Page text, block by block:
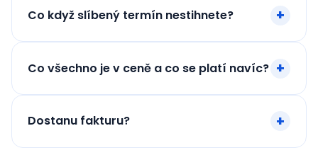
Co když slíbený termín nestihnete?
Co všechno je v ceně a co se platí navíc?
Dostanu fakturu?